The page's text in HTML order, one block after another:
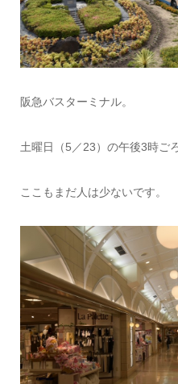
阪急バスターミナル。
土曜日（5／23）の午後3時ご
ここもまだ人は少ないです。